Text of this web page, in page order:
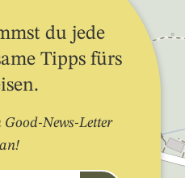
du jede
Tipps fürs
News-Letter
an!